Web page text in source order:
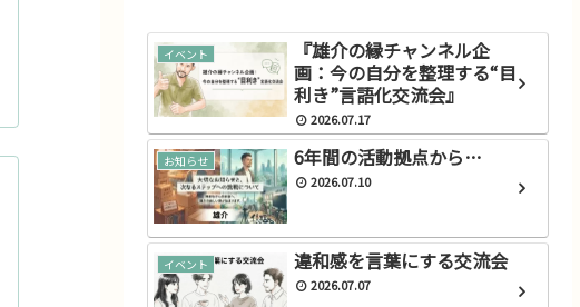
イベント
『雄介の縁チャンネル企
画：今の自分を整理する“目
利き”言語化交流会』
2026.07.17
お知らせ 6年間の活動拠点から…
2026.07.10
イベント 違和感を言葉にする交流会
2026.07.07